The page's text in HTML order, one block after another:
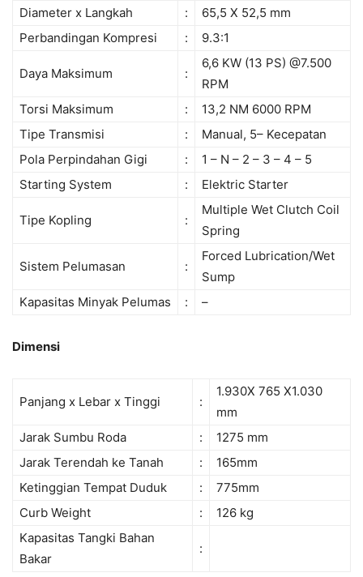
Diameter x Langkah
:
65,5 X 52,5 mm
Perbandingan Kompresi
: 9.3:1
Daya Maksimum :
6,6 KW (13 PS) @7.500
RPM
Torsi Maksimum
:
13,2 NM 6000 RPM
Tipe Transmisi
:
Manual, 5– Kecepatan
Pola Perpindahan Gigi
:
1 – N – 2 – 3 – 4 – 5
Starting System
: Elektric Starter
Tipe Kopling :
Multiple Wet Clutch Coil
Spring
Sistem Pelumasan :
Forced Lubrication/Wet
Sump
Kapasitas Minyak Pelumas
: –
Dimensi
Panjang x Lebar x Tinggi :
1.930X 765 X1.030
mm
Jarak Sumbu Roda
:
1275 mm
Jarak Terendah ke Tanah
:
165mm
Ketinggian Tempat Duduk
:
775mm
Curb Weight
:
126 kg
Kapasitas Tangki Bahan
Bakar
: